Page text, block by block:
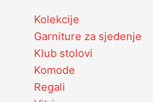
Kolekcije
Garniture za sjedenje
Klub stolovi
Komode
Regali